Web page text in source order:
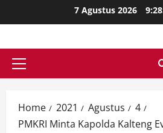
to
7 Agustus 2026
Primary
Home 2021 Agustus
4
PMKRI Minta Kapolda Kalteng